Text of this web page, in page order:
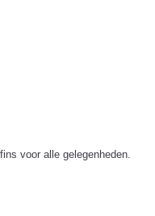
voor alle gelegenheden.